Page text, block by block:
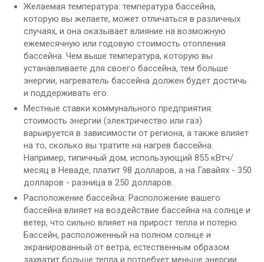
Желаемая температура: температура бассейна,
которую вы желаете, может отличаться в различных
случаях, и она оказывает влияние на возможную
ежемесячную или годовую стоимость отопления
бассейна. Чем выше температура, которую вы
устанавливаете для своего бассейна, тем больше
энергии, нагреватель бассейна должен будет достичь
и поддерживать его.
Местные ставки коммунального предприятия:
стоимость энергии (электричество или газ)
варьируется в зависимости от региона, а также влияет
на то, сколько вы тратите на нагрев бассейна.
Например, типичный дом, использующий 855 кВтч/
месяц в Неваде, платит 98 долларов, а на Гавайях - 350
долларов - разница в 250 долларов.
Расположение бассейна: Расположение вашего
бассейна влияет на воздействие бассейна на солнце и
ветер, что сильно влияет на прирост тепла и потерю.
Бассейн, расположенный на полном солнце и
экранированный от ветра, естественным образом
захватит больше тепла и потребует меньше энергии